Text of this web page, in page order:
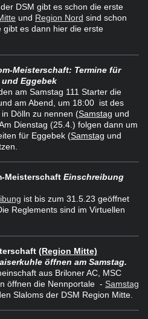
der DSM gibt es schon die erste
und Region Nord sind schon
gibt es dann hier die erste
Meisterschaft: Termine für
Eggebek
am Samstag 111 Starter die
am Abend, um 18:00 ist des
Dölln zu nennen (Samstag und
Dienstag (25.4.) folgen dann um
für Eggebek (Samstag und
Meisterschaft Einschreibung
ist bis zum 31.5.23 geöffnet
Reglements sind im Virtuellen
(Region Mitte)
öffnen am Samstag.
aus Briloner AC, MSC
öffnen die Nennportale - Samstag
Slaloms der DSM Region Mitte.